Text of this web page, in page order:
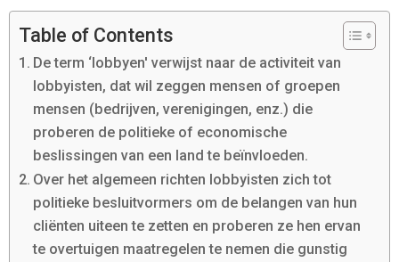
Table of Contents
De term ‘lobbyen' verwijst naar de activiteit van
lobbyisten, dat wil zeggen mensen of groepen
mensen (bedrijven, verenigingen, enz.) die
proberen de politieke of economische
beslissingen van een land te beïnvloeden.
Over het algemeen richten lobbyisten zich tot
politieke besluitvormers om de belangen van hun
cliënten uiteen te zetten en proberen ze hen ervan
te overtuigen maatregelen te nemen die gunstig